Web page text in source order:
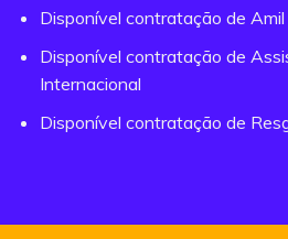
Disponível contratação de
Disponível contratação de
Internacional
Disponível contratação de